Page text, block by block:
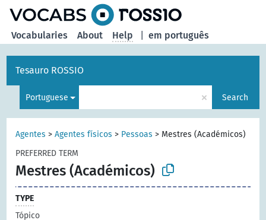
em português
Vocabularies About Help
Tesauro ROSSIO
Portuguese × Search
Agentes >Agentes físicos > Pessoas > Mestres (Académicos)
PREFERRED TERM
Mestres (Académicos)
TYPE
Tópico